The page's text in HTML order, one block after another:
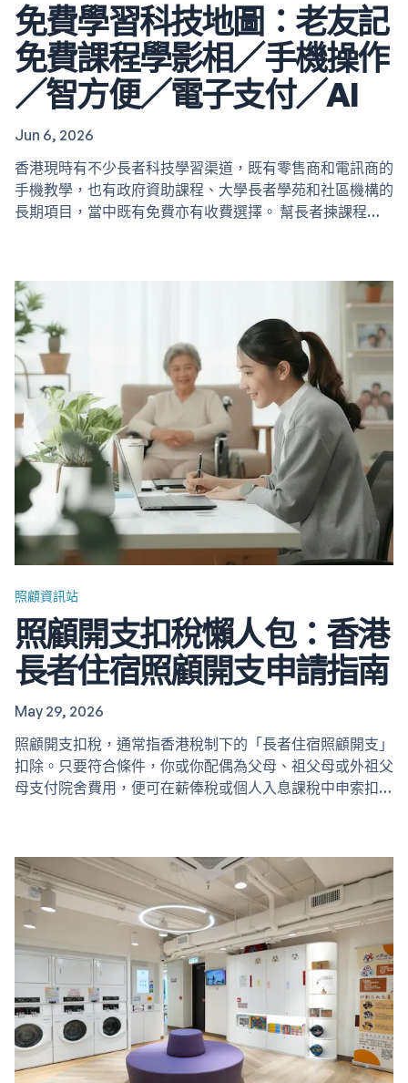
免費學習科技地圖：老友記
免費課程學影相／手機操作
／智方便／電子支付／AI
Jun 6, 2026
香港現時有不少長者科技學習渠道，既有零售商和電訊商的
手機教學，也有政府資助課程、大學長者學苑和社區機構的
長期項目，當中既有免費亦有收費選擇。 幫長者揀課程時
新手：連基本接聽電話、下載App都未熟。 有基本經驗：
已會用 WhatsApp、簡單上網，但想學電子支付、政府
App、AI 等。 最常用的情境是甚麼？ 日常通訊：想用
WhatsApp、視像通話與家人聯絡。 生活服務：要用「智
方便」、醫健通、電子支付、北上消費App 等。 興趣與新
科技：對拍照、影片、AI工具、智能家居等有興趣。…
照顧資訊站
照顧開支扣稅懶人包：香港
長者住宿照顧開支申請指南
May 29, 2026
照顧開支扣稅，通常指香港稅制下的「長者住宿照顧開支」
扣除。只要符合條件，你或你配偶為父母、祖父母或外祖父
母支付院舍費用，便可在薪俸稅或個人入息課稅中申索扣
除的並不是所有開支，只限於與照顧直接相關的費用，例如
住宿、飲食、護理及雜項開支。醫藥費、私人費用或已獲退
還的款項，一般不屬於可扣除範圍。 申請資格…